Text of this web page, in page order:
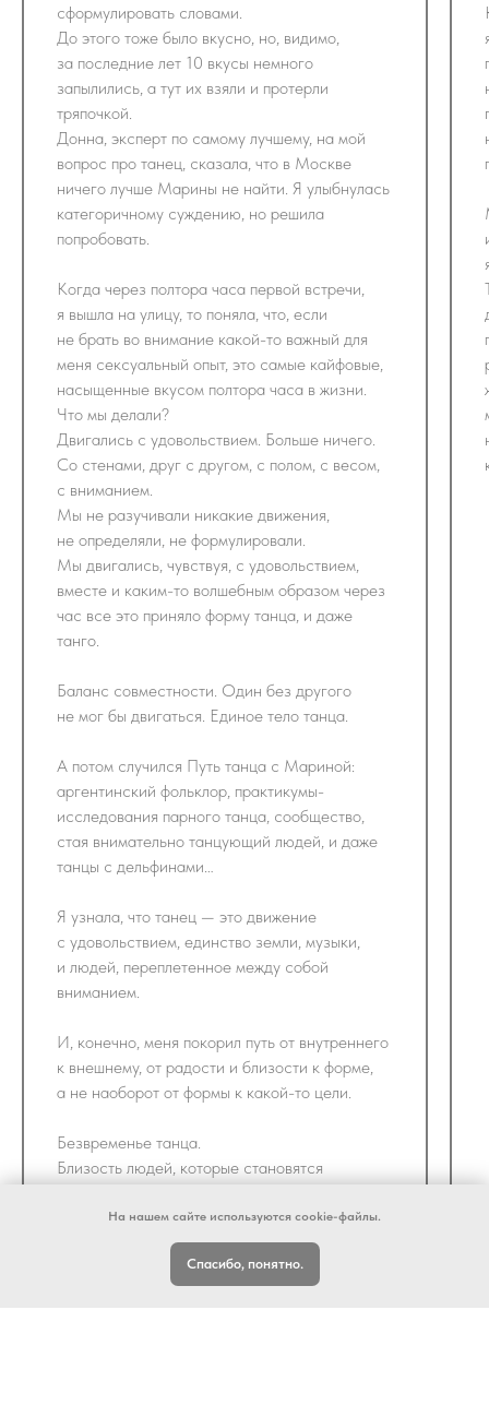
сформулировать словами.
До этого тоже было вкусно, но, видимо,
за последние лет 10 вкусы немного
запылились, а тут их взяли и протерли
тряпочкой.
Донна, эксперт по самому лучшему, на мой
вопрос про танец, сказала, что в Москве
ничего лучше Марины не найти. Я улыбнулась
категоричному суждению, но решила
попробовать.
Когда через полтора часа первой встречи,
я вышла на улицу, то поняла, что, если
не брать во внимание какой-то важный для
меня сексуальный опыт, это самые кайфовые,
насыщенные вкусом полтора часа в жизни.
Что мы делали?
Двигались с удовольствием. Больше ничего.
Со стенами, друг с другом, с полом, с весом,
с вниманием.
Мы не разучивали никакие движения,
не определяли, не формулировали.
Мы двигались, чувствуя, с удовольствием,
вместе и каким-то волшебным образом через
час все это приняло форму танца, и даже
танго.
Баланс совместности. Один без другого
не мог бы двигаться. Единое тело танца.
А потом случился Путь танца с Мариной:
аргентинский фольклор, практикумы-
исследования парного танца, сообщество,
стая внимательно танцующий людей, и даже
танцы с дельфинами…
Я узнала, что танец — это движение
с удовольствием, единство земли, музыки,
и людей, переплетенное между собой
вниманием.
И, конечно, меня покорил путь от внутреннего
к внешнему, от радости и близости к форме,
а не наоборот от формы к какой-то цели.
Безвременье танца.
Близость людей, которые становятся
и информации друг о друге.
Спасибо Марина! За расширение
На нашем сайте используются cookie-файлы.
Спасибо, понятно.